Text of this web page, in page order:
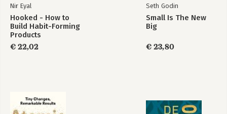
Nir Eyal
Hooked - How to
Build Habit-Forming
Products
€ 22,02
Seth Godin
Small Is The New
Big
€ 23,80